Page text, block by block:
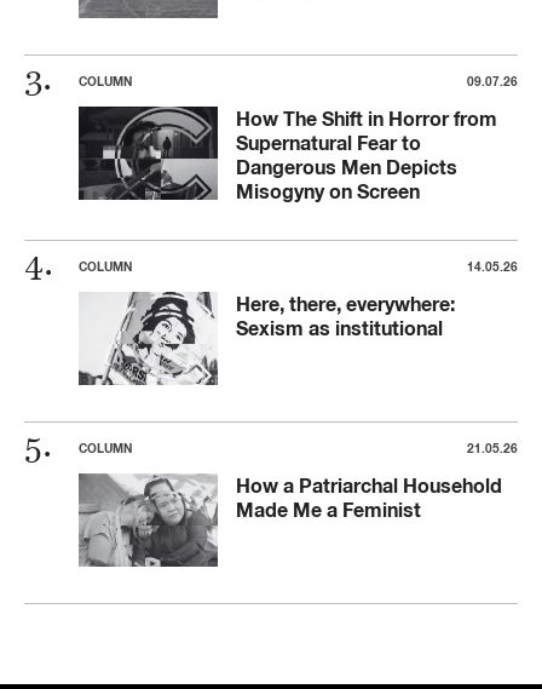
COLUMN 09.07.26
How The Shift in Horror from
Supernatural Fear to
Dangerous Men Depicts
Misogyny on Screen
COLUMN 14.05.26
Here, there, everywhere:
Sexism as institutional
COLUMN 21.05.26
How a Patriarchal Household
Made Me a Feminist